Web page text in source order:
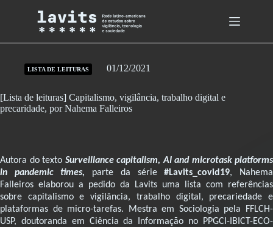
LISTA DE LEITURAS 01/12/2021
[Lista de leituras] Capitalismo, vigilância, trabalho digital e
precaridade, por Nahema Falleiros
Autora do texto Surveillance capitalism, AI and microtask platforms
in pandemic times, parte da série#Lavits_covid19, Nahema
Falleiros elaborou a pedido da Lavits uma lista com referências
sobre capitalismo e vigilância, trabalho digital, precariedade e
plataformas de micro-tarefas. Mestra em Sociologia pela FFLCH-
USP, doutoranda em Ciência da Informação no PPGCI-IBICT-ECO-